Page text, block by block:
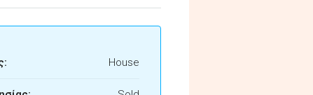
House